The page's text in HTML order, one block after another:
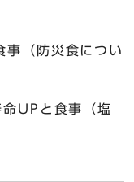
（防災食につい
UPと食事（塩